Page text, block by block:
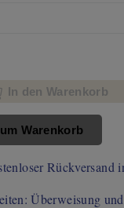
In den Warenkorb
Warenkorb
Rückversand
Überweisung